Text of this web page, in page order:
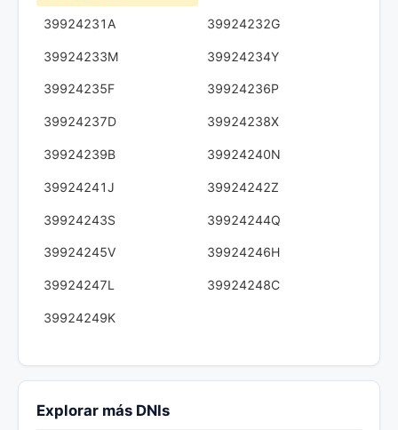
39924231A 39924232G
39924233M 39924234Y
39924235F 39924236P
39924237D 39924238X
39924239B 39924240N
39924241J 39924242Z
39924243S 39924244Q
39924245V 39924246H
39924247L 39924248C
39924249K
Explorar más DNIs